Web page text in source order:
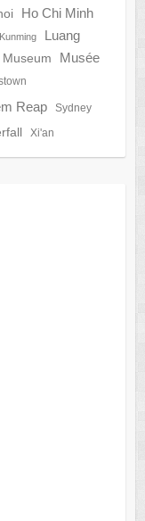
Ho Chi Minh
Kunming
Luang
Museum Musée
Reap Sydney
Xi'an